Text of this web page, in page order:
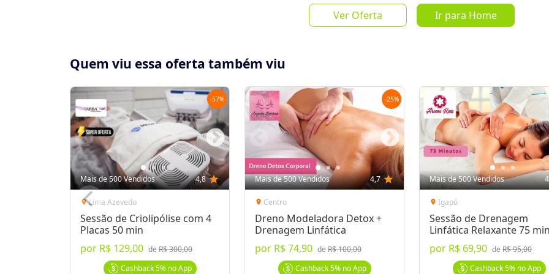
Ver Oferta Ir para Home
Compartilhe essa Oferta: Salvar Oferta favorite_border
Receba as novidades do Cidade Oferta no seu
WhatsApp!
Inscrever-se
Destaques & Regras
Criolipólise + Lipocavitação p/ Homens e Mulheres
> Opção (1):1 Sessão de Criolipólise + Massagem com Lipocavitação,
a
Quem viu essa oferta também viu
-57%
Mais de 500 Vendidos 4,8 star
location_onLima Azevedo
Sessão de Criolipólise com 4
Placas 50 min
por R$ 129,00 de R$ 300,00
Cashback5%no App
-25%
Mais de 500 Vendidos 4,7 star
location_on Centro
Dreno Modeladora Detox +
Drenagem Linfática
por R$ 74,90 deR$ 100,00
Cashback5%no App
Mais de 500 Vendidos
location_on Igapó
Sessão de Drenagem
Linfática Relaxante 75 min
por R$ 69,90 deR$ 95,00
Cashback5%no App